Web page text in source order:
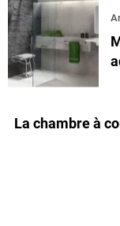
La chambre à